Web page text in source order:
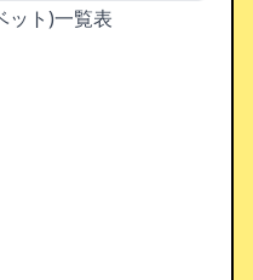
ット)一覧表